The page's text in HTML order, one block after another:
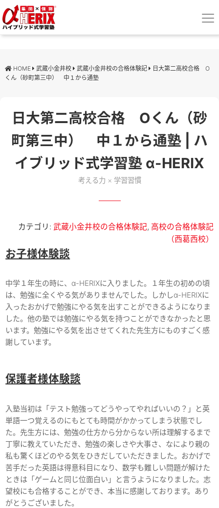
HOME 武蔵小金井校 武蔵小金井校の合格体験記
日大第二高校合格 O
くん（砂町第三中） 中１から通塾
日大第二高校合格 Oくん（砂
町第三中） 中１から通塾 | ハ
イブリッド式学習塾 α-HERIX
考える力 × 学習習慣
カテゴリ: 武蔵小金井校の合格体験記, 高校の合格体験記
（西葛西校）
お子様体験談
中学１年生の時に、α-HERIXに入りました。１年生の初めの頃
は、勉強に全くやる気がありませんでした。しかしα-HERIXに
入ったおかげで勉強にやる気を出すことができるようになりま
した。他の塾では勉強にやる気を持つことができなかったと思
います。勉強にやる気を出させてくれた先生方にものすごく感
謝しています。
保護者様体験談
入塾当初は「テスト勉強ってどうやってやればいいの？」と英
単語一つ覚えるのにもとても時間がかかってしまう状態でし
た。先生方には、勉強の仕方から分からない所は理解するまで
丁寧に教えていただき、勉強の楽しさや大事さ、なにより親の
私も驚くほどのやる気をひきだしていただきました。おかげで
苦手だった英語は得意科目になり、数学も難しい問題が解けた
ときは「ゲームと同じ位面白い」と言うようになりました。志
望校にも合格することができ、本当に感謝しております。あり
がとうございました。